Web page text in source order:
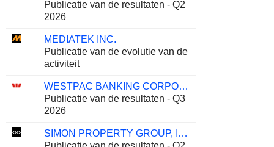
Publicatie van de resultaten - Q2
2026
MEDIATEK INC.
Publicatie van de evolutie van de
activiteit
WESTPAC BANKING CORPORATION
Publicatie van de resultaten - Q3
2026
SIMON PROPERTY GROUP, INC.